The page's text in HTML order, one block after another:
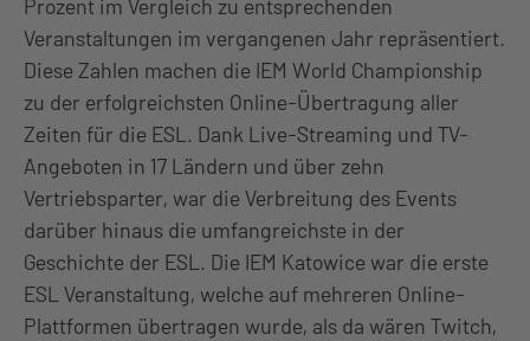
Prozent im Vergleich zu entsprechenden
Veranstaltungen im vergangenen Jahr repräsentiert.
Diese Zahlen machen die IEM World Championship
zu der erfolgreichsten Online-Übertragung aller
Zeiten für die ESL. Dank Live-Streaming und TV-
Angeboten in 17 Ländern und über zehn
Vertriebsparter, war die Verbreitung des Events
darüber hinaus die umfangreichste in der
Geschichte der ESL. Die IEM Katowice war die erste
ESL Veranstaltung, welche auf mehreren Online-
Plattformen übertragen wurde, als da wären Twitch,